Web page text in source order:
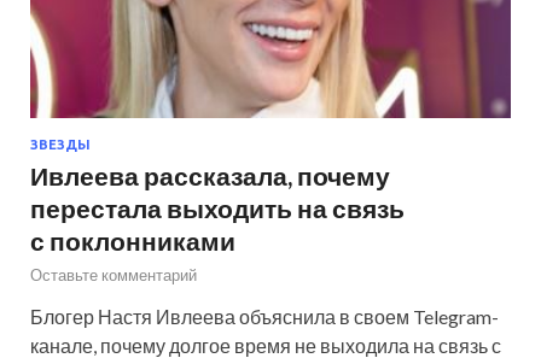
ЗВЕЗДЫ
Ивлеева рассказала, почему
перестала выходить на связь
с поклонниками
Оставьте комментарий
Блогер Настя Ивлеева объяснила в своем Telegram-
канале, почему долгое время не выходила на связь с